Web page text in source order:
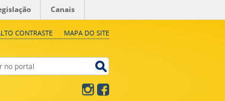
CONTRASTE MAPA DO SITE
Canais
portal
Instagram